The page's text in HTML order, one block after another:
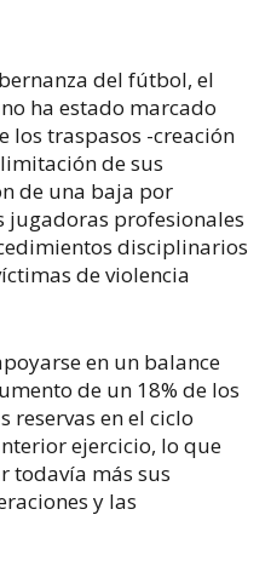
del fútbol, el
ha estado marcado
los traspasos -creación
de sus
de una baja por
profesionales
disciplinarios
de violencia
en un balance
de un 18% de los
reservas en el ciclo
ejercicio, lo que
todavía más sus
y las